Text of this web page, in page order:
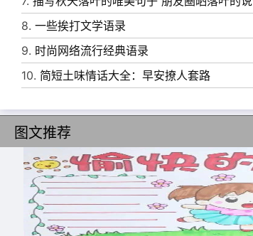
8. 一些挨打文学语录
9. 时尚网络流行经典语录
10. 简短土味情话大全：早安撩人套路
图文推荐